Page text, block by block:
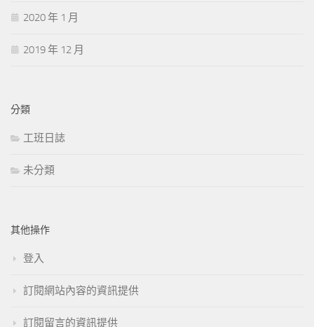
2020 年 1 月
2019 年 12 月
分類
工班日誌
未分類
其他操作
登入
訂閱網站內容的資訊提供
訂閱留言的資訊提供